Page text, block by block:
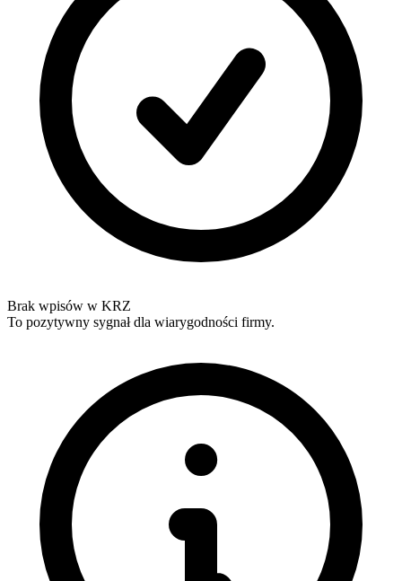
Brak wpisów w KRZ
To pozytywny sygnał dla wiarygodności firmy.